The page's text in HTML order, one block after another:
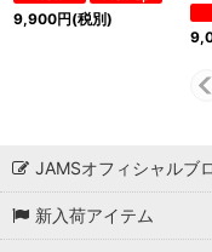
9,900円(税別)
JAMSオフィシャル
新入荷アイテム